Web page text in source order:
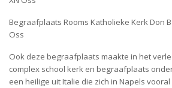
Begraafplaats Rooms Katholieke Kerk Don
Oss
Ook deze begraafplaats maakte in het
complex school kerk en begraafplaats
een heilige uit Italie die zich in Napels